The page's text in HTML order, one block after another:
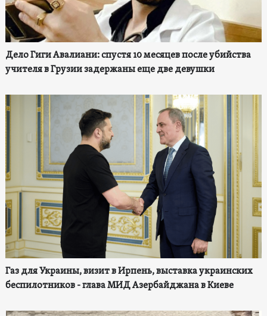
Дело Гиги Авалиани: спустя 10 месяцев после убийства
учителя в Грузии задержаны еще две девушки
Газ для Украины, визит в Ирпень, выставка украинских
беспилотников - глава МИД Азербайджана в Киеве